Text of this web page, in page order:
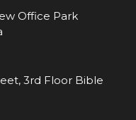
Office Park
3rd Floor Bible